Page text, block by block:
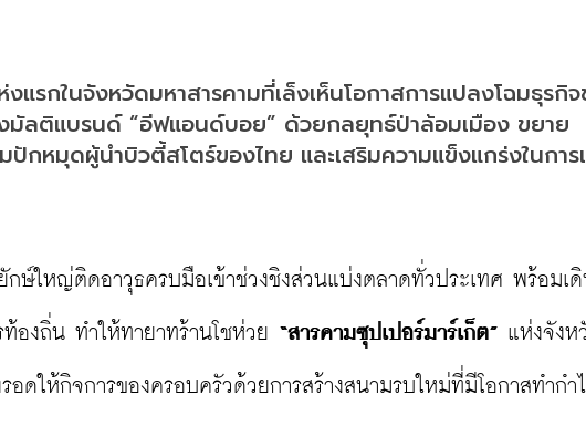
รกในจังหวัดมหาสารคามที่เล็งเห็นโอกาสการแปลงโฉมธุรกิ
มัลติแบรนด์ “อีฟแอนด์บอย” ด้วยกลยุทธ์ป่าล้อมเมือง ขยาย
หมุดผู้นำบิวตี้สโตร์ของไทย และเสริมความแข็งแกร่งในการ
ษ์ใหญ่ติดอาวุธครบมือเข้าช่วงชิงส่วนแบ่งตลาดทั่วประเทศ พร้อมเดิ
องถิ่น ทำให้ทายาทร้านโชห่วย “สารคามซุปเปอร์มาร์เก็ต” แห่งจังห
อดให้กิจการของครอบครัวด้วยการสร้างสนามรบใหม่ที่มีโอกาสทำกำ